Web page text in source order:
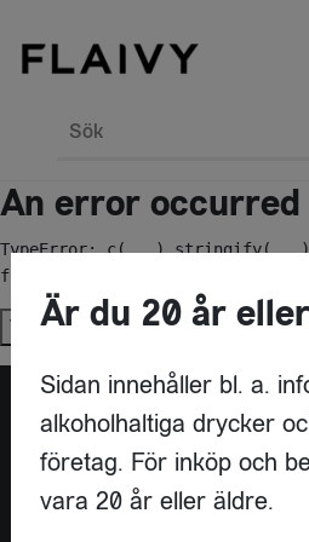
Sök
An error
TypeError:
function
Try again
Är du
Är du 20 år
Sidan innehåller bl. a.
alkoholhaltiga drycker
företag. För inköp och
vara 20 år eller äldre.